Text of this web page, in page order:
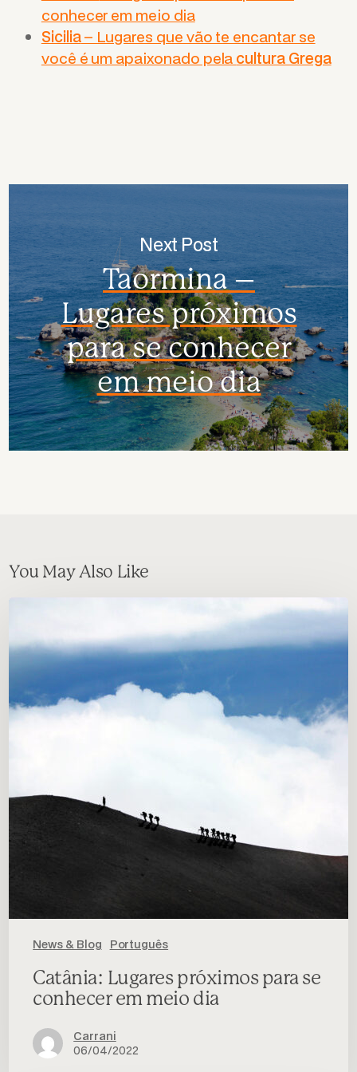
conhecer em meio dia
Sicilia– Lugares que vão te encantar se
você é um apaixonado pela cultura Grega
Next Post
Taormina –
Lugares próximos
para se conhecer
em meio dia
You May Also Like
News & Blog Português
próximos
para
conhecer
em
Catânia: Lugares próximos para se
conhecer em meio dia
Carrani
06/04/2022